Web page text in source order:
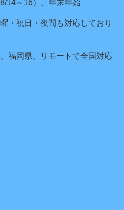
14～16）、年末年始
・祝日・夜間も対応しており
福岡県、リモートで全国対応